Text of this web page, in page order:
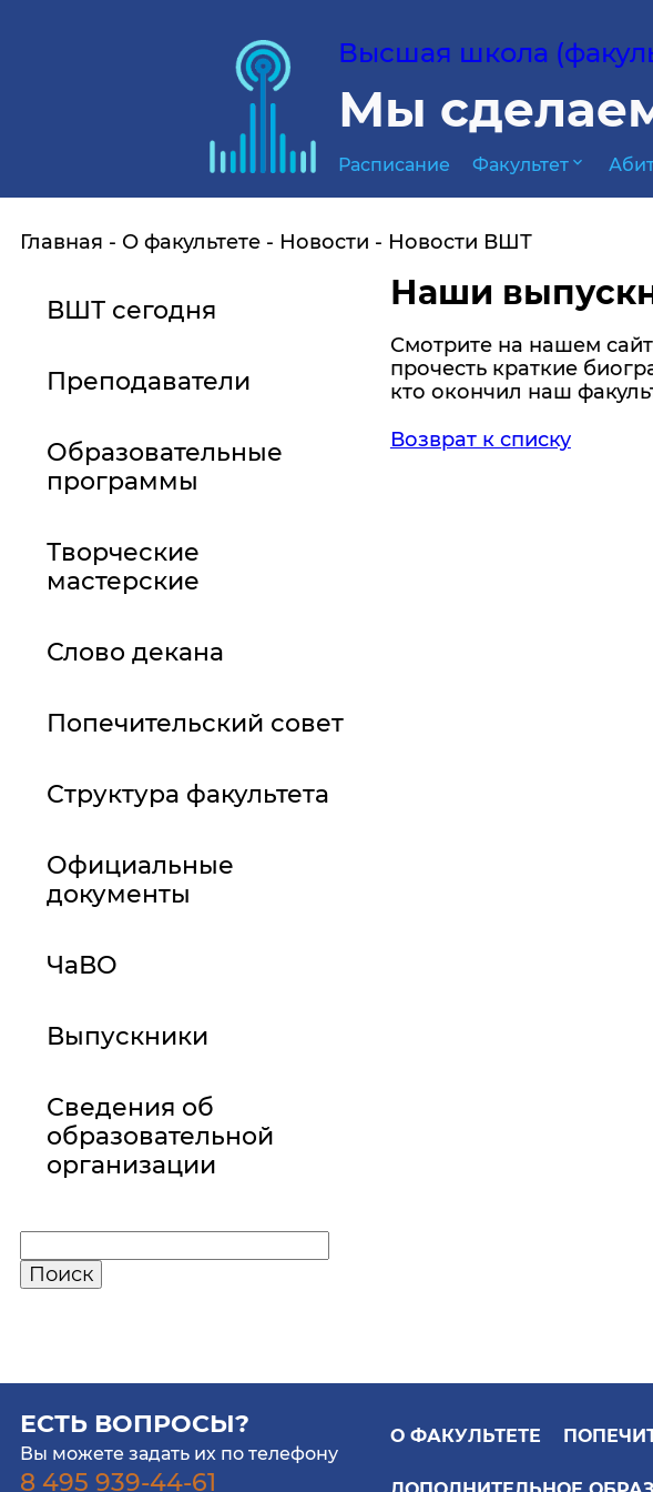
Высшая школа
Мы
Расписание Факультет expand_more
Главная О факультете Новости Новости ВШТ
ВШТ сегодня
Преподаватели
Образовательные
программы
Творческие
мастерские
Слово декана
Попечительский совет
Структура факультета
Официальные
документы
ЧаВО
Выпускники
Сведения об
образовательной
организации
Наши
Смотрите на нашем
прочесть краткие
кто окончил наш
Возврат к списку
ЕСТЬ ВОПРОСЫ?
Вы можете задать их по телефону
8 495 939-44-61
О ФАКУЛЬТЕТЕ